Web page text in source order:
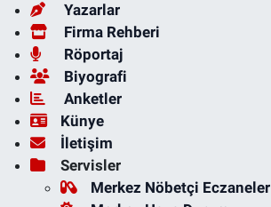
Yazarlar
Firma Rehberi
Röportaj
Biyografi
Anketler
Künye
İletişim
Servisler
Merkez Nöbetçi Eczaneler